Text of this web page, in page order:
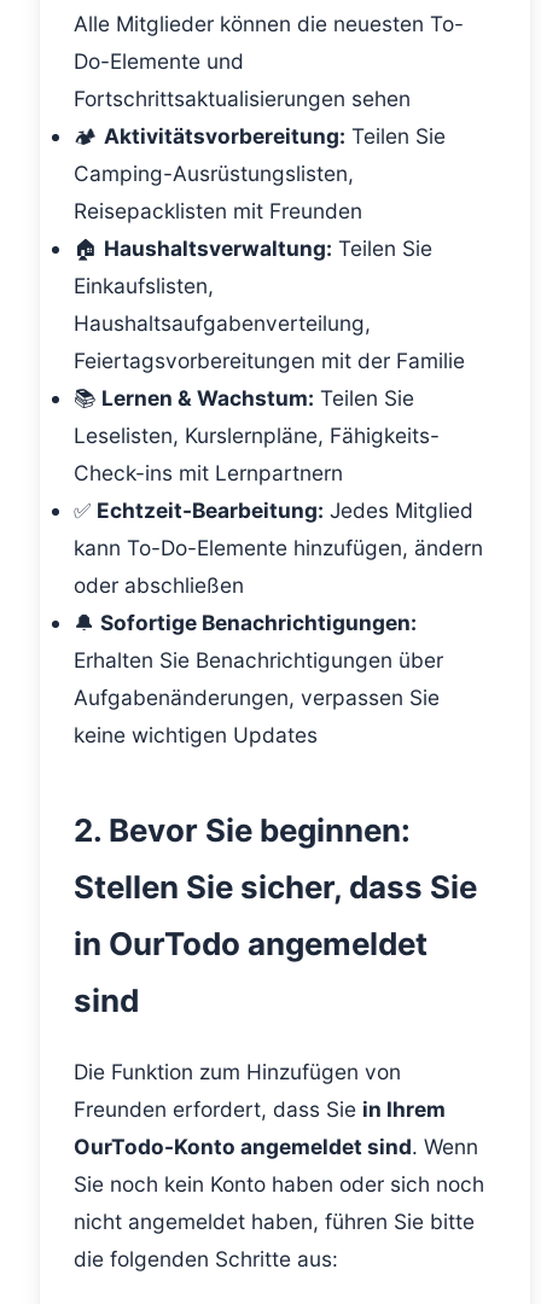
Alle Mitglieder können die neuesten To-
Do-Elemente und
Fortschrittsaktualisierungen sehen
🏕️ Aktivitätsvorbereitung: Teilen Sie
Camping-Ausrüstungslisten,
Reisepacklisten mit Freunden
🏠 Haushaltsverwaltung: Teilen Sie
Einkaufslisten,
Haushaltsaufgabenverteilung,
Feiertagsvorbereitungen mit der Familie
📚 Lernen & Wachstum: Teilen Sie
Leselisten, Kurslernpläne, Fähigkeits-
Check-ins mit Lernpartnern
✅ Echtzeit-Bearbeitung: Jedes Mitglied
kann To-Do-Elemente hinzufügen, ändern
oder abschließen
🔔 Sofortige Benachrichtigungen:
Erhalten Sie Benachrichtigungen über
Aufgabenänderungen, verpassen Sie
keine wichtigen Updates
2. Bevor Sie beginnen:
Stellen Sie sicher, dass Sie
in OurTodo angemeldet
sind
Die Funktion zum Hinzufügen von
Freunden erfordert, dass Sie in Ihrem
OurTodo-Konto angemeldet sind. Wenn
Sie noch kein Konto haben oder sich noch
nicht angemeldet haben, führen Sie bitte
die folgenden Schritte aus: